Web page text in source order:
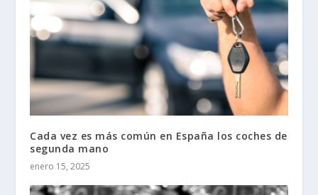
Cada vez es más común en España los coches de
segunda mano
enero 15, 2025